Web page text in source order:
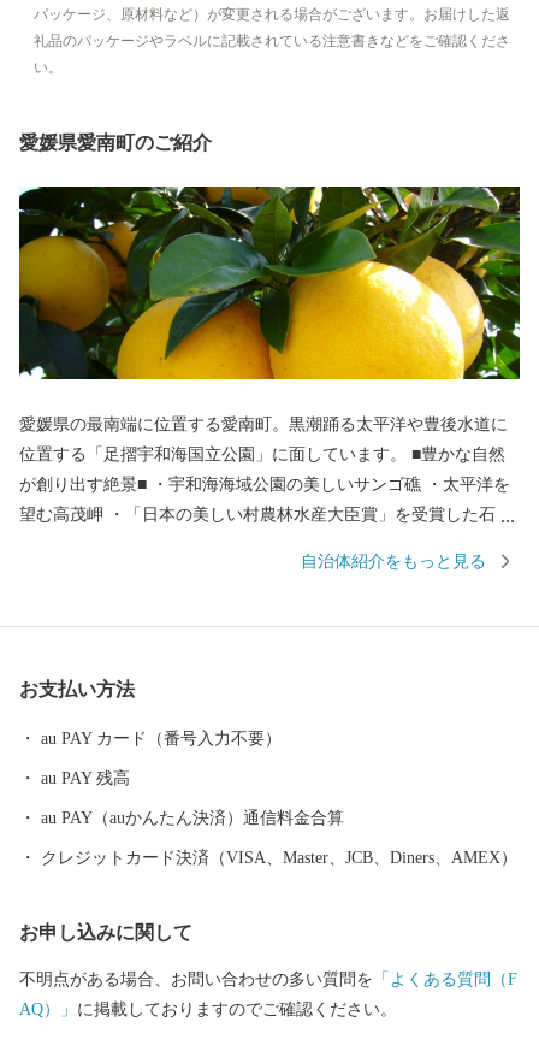
パッケージ、原材料など）が変更される場合がございます。お届けした返
礼品のパッケージやラベルに記載されている注意書きなどをご確認くださ
い。
愛媛県愛南町のご紹介
愛媛県の最南端に位置する愛南町。黒潮踊る太平洋や豊後水道に
位置する「足摺宇和海国立公園」に面しています。 ■豊かな自然
が創り出す絶景■ ・宇和海海域公園の美しいサンゴ礁 ・太平洋を
望む高茂岬 ・「日本の美しい村農林水産大臣賞」を受賞した石垣
受ける愛南町が育む自慢の品々 ・ほどよい甘さと爽やかな酸味が
自治体紹介をもっと見る
お支払い方法
au PAY カード（番号入力不要）
au PAY 残高
au PAY（auかんたん決済）通信料金合算
クレジットカード決済（VISA、Master、JCB、Diners、AMEX）
お申し込みに関して
不明点がある場合、お問い合わせの多い質問を 「よくある質問（F
AQ）」 に掲載しておりますのでご確認ください。